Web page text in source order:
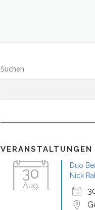
Suchen
VERANSTALTUNGEN
30
Aug.
Duo
Nick